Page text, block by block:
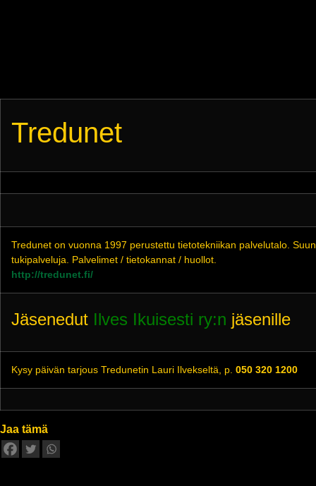
Tredunet
Tredunet on vuonna 1997 perustettu tietotekniikan palvelutalo.
tukipalveluja. Palvelimet / tietokannat / huollot.
http://tredunet.fi/
Jäsenedut Ilves Ikuisesti ry:n jäsenille
Kysy päivän tarjous Tredunetin Lauri Ilvekseltä, p. 050 320 1200
Jaa tämä